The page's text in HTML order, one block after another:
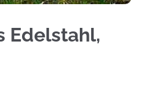
Edelstahl,